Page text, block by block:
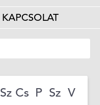
KAPCSOLAT
Sz Cs P Sz V